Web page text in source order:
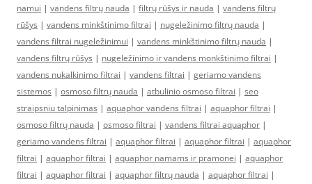
namui | vandens filtrų nauda | filtrų rūšys ir nauda | vandens filtrų
rūšys | vandens minkštinimo filtrai | nugeležinimo filtrų nauda |
vandens filtrai nugeležinimui | vandens minkštinimo filtrų nauda |
vandens filtrų rūšys | nugeležinimo ir vandens monkštinimo filtrai |
vandens nukalkinimo filtrai | vandens filtrai | geriamo vandens
sistemos | osmoso filtrų nauda | atbulinio osmoso filtrai | seo
straipsniu talpinimas | aquaphor vandens filtrai | aquaphor filtrai |
osmoso filtrų nauda | osmoso filtrai | vandens filtrai aquaphor |
geriamo vandens filtrai | aquaphor filtrai | aquaphor filtrai | aquaphor
filtrai | aquaphor filtrai | aquaphor namams ir pramonei | aquaphor
filtrai | aquaphor filtrai | aquaphor filtrų nauda | aquaphor filtrai |